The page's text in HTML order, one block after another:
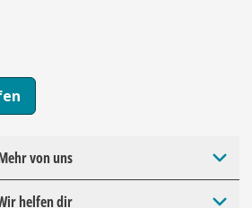
von uns
helfen dir